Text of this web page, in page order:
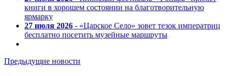
книги в хорошем состоянии на благотворительную
ярмарку
27 июля 2026 - «Царское Село» зовет тезок императриц
бесплатно посетить музейные маршруты
Предыдущие новости